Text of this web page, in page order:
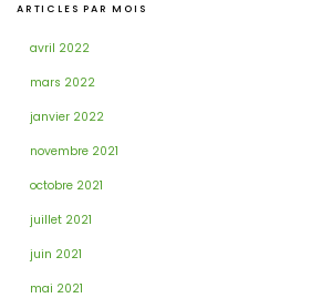
ARTICLES PAR MOIS
avril 2022
mars 2022
janvier 2022
novembre 2021
octobre 2021
juillet 2021
juin 2021
mai 2021